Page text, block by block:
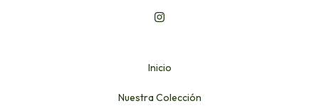
Inicio
Nuestra Colección